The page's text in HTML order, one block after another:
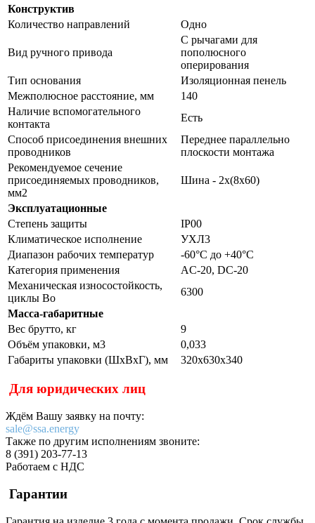
Конструктив
Количество направлений
Одно
Вид ручного привода
С рычагами для
пополюсного
оперирования
Тип основания
Изоляционная пенель
Межполюсное расстояние, мм
140
Наличие вспомогательного
контакта
Есть
Способ присоединения внешних
проводников
Переднее параллельно
плоскости монтажа
Рекомендуемое сечение
присоединяемых проводников,
мм2
Шина - 2х(8х60)
Эксплуатационные
Степень защиты
IP00
Климатическое исполнение
УХЛ3
Диапазон рабочих температур
-60°С до +40°С
Категория применения
AC-20, DC-20
Механическая износостойкость,
циклы Во
6300
Масса-габаритные
Вес брутто, кг
9
Объём упаковки, м3
0,033
Габариты упаковки (ШхВхГ), мм
320х630х340
Для юридических лиц
Ждём Вашу заявку на почту:
sale@ssa.energy
Также по другим исполнениям звоните:
8 (391) 203-77-13
Работаем с НДС
Гарантии